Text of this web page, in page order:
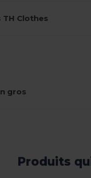
Clothes
gros
Produits